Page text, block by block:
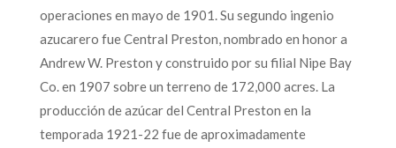
operaciones en mayo de 1901. Su segundo ingenio
azucarero fue Central Preston, nombrado en honor a
Andrew W. Preston y construido por su filial Nipe Bay
Co. en 1907 sobre un terreno de 172,000 acres. La
producción de azúcar del Central Preston en la
temporada 1921-22 fue de aproximadamente